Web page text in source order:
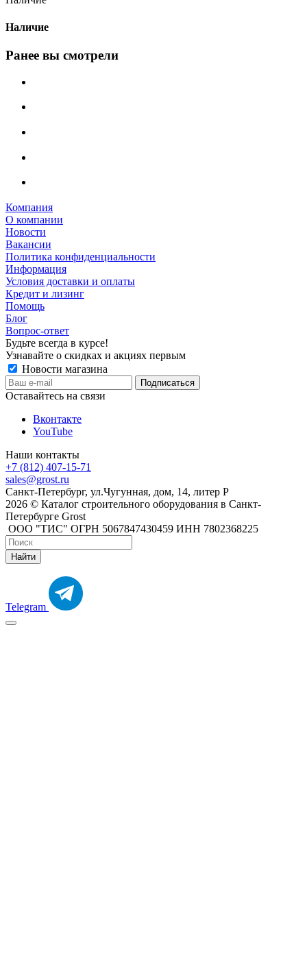
Наличие
Ранее вы смотрели
Компания
О компании
Новости
Вакансии
Политика конфиденциальности
Информация
Условия доставки и оплаты
Кредит и лизинг
Помощь
Блог
Вопрос-ответ
Будьте всегда в курсе!
Узнавайте о скидках и акциях первым
Новости магазина
Оставайтесь на связи
Вконтакте
YouTube
Наши контакты
+7 (812) 407-15-71
sales@grost.ru
Санкт-Петербург, ул.Чугунная, дом, 14, литер Р
2026 © Каталог строительного оборудования в Санкт-
Петербурге Grost
ООО "ТИС" ОГРН 5067847430459 ИНН 7802368225
Найти
Telegram